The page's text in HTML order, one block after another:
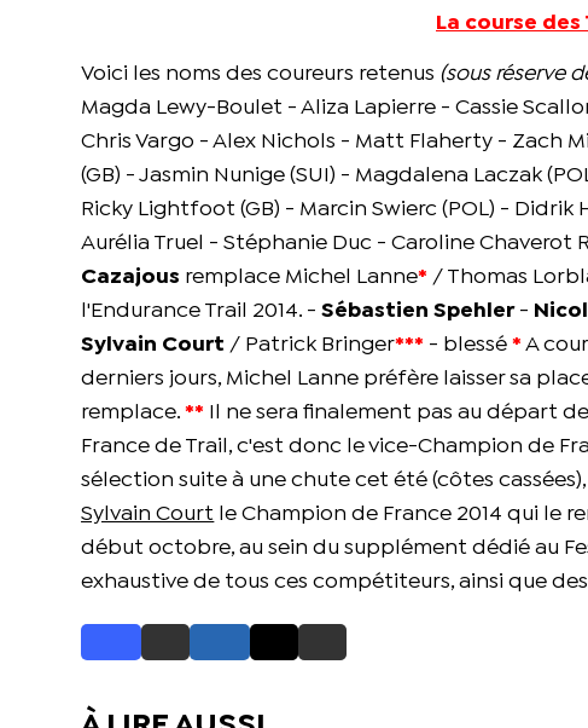
La course des
Voici les noms des coureurs retenus (sous réserve
Magda Lewy-Boulet - Aliza Lapierre - Cassie
Chris Vargo - Alex Nichols - Matt Flaherty - Zach
(GB) - Jasmin Nunige (SUI) - Magdalena Laczak
Ricky Lightfoot (GB) - Marcin Swierc (POL) - Didrik
Aurélia Truel - Stéphanie Duc - Caroline Chaverot
Cazajous remplace Michel Lanne* / Thomas
l'Endurance Trail 2014. -Sébastien Spehler-
Sylvain Court / Patrick Bringer*** - blessé*A
derniers jours, Michel Lanne préfère laisser sa
remplace. ** Il ne sera finalement pas au départ
France de Trail, c'est donc le vice-Champion de
sélection suite à une chute cet été (côtes
Sylvain Court le Champion de France 2014 qui le
début octobre, au sein du supplément dédié au
exhaustive de tous ces compétiteurs, ainsi que des